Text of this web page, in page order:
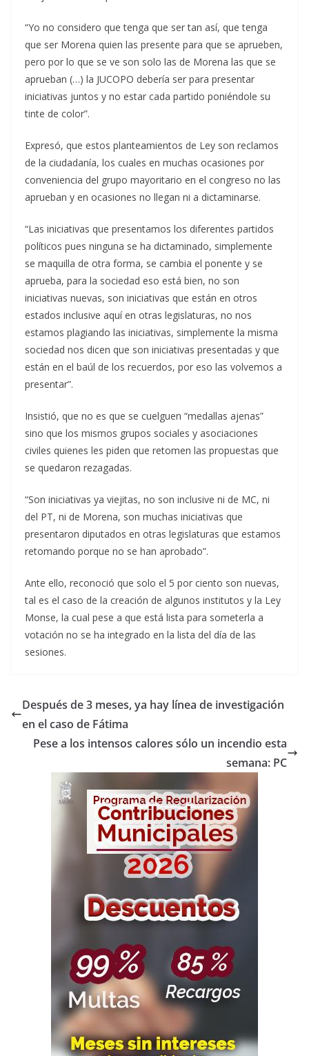
“Yo no considero que tenga que ser tan así, que tenga
que ser Morena quien las presente para que se aprueben,
pero por lo que se ve son solo las de Morena las que se
aprueban (…) la JUCOPO debería ser para presentar
iniciativas juntos y no estar cada partido poniéndole su
tinte de color”.
Expresó, que estos planteamientos de Ley son reclamos
de la ciudadanía, los cuales en muchas ocasiones por
conveniencia del grupo mayoritario en el congreso no las
aprueban y en ocasiones no llegan ni a dictaminarse.
“Las iniciativas que presentamos los diferentes partidos
políticos pues ninguna se ha dictaminado, simplemente
se maquilla de otra forma, se cambia el ponente y se
aprueba, para la sociedad eso está bien, no son
iniciativas nuevas, son iniciativas que están en otros
estados inclusive aquí en otras legislaturas, no nos
estamos plagiando las iniciativas, simplemente la misma
sociedad nos dicen que son iniciativas presentadas y que
están en el baúl de los recuerdos, por eso las volvemos a
presentar”.
Insistió, que no es que se cuelguen “medallas ajenas”
sino que los mismos grupos sociales y asociaciones
civiles quienes les piden que retomen las propuestas que
se quedaron rezagadas.
“Son iniciativas ya viejitas, no son inclusive ni de MC, ni
del PT, ni de Morena, son muchas iniciativas que
presentaron diputados en otras legislaturas que estamos
retomando porque no se han aprobado”.
Ante ello, reconoció que solo el 5 por ciento son nuevas,
tal es el caso de la creación de algunos institutos y la Ley
Monse, la cual pese a que está lista para someterla a
votación no se ha integrado en la lista del día de las
sesiones.
Después de 3 meses, ya hay línea de investigación
en el caso de Fátima
Pese a los intensos calores sólo un incendio esta
semana: PC